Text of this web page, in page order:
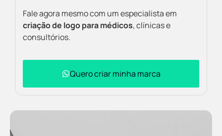
Fale agora mesmo com um especialista em
criação de logo para médicos, clínicas e
consultórios.
Quero criar minha marca